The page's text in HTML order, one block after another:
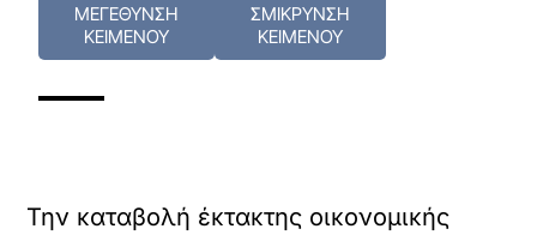
ΜΕΓΕΘΥΝΣΗ
ΚΕΙΜΕΝΟΥ
ΣΜΙΚΡΥΝΣΗ
ΚΕΙΜΕΝΟΥ
Την καταβολή έκτακτης οικονομικής